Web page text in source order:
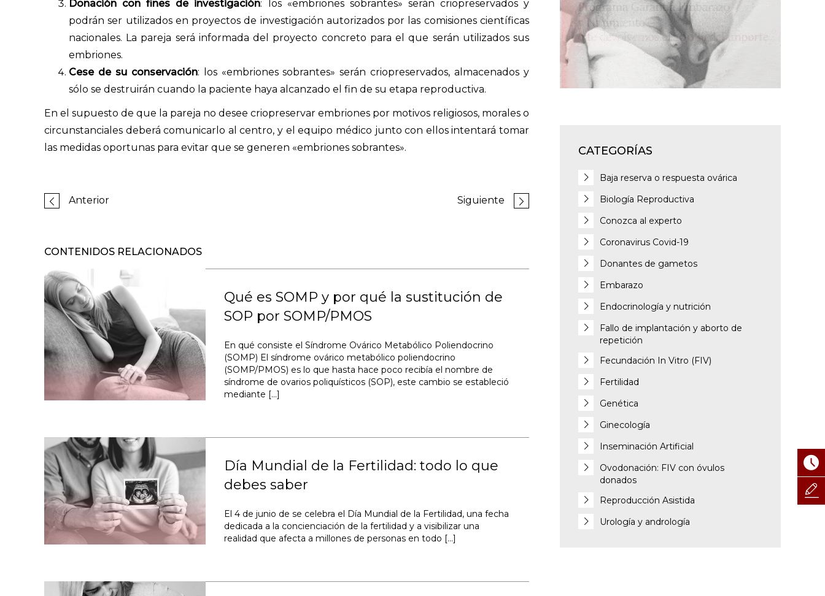
Donación con fines de investigación: los «embriones sobrantes» serán criopreservados y
podrán ser utilizados en proyectos de investigación autorizados por las comisiones científicas
nacionales. La pareja será informada del proyecto concreto para el que serán utilizados sus
embriones.
Cese de su conservación: los «embriones sobrantes» serán criopreservados, almacenados y
sólo se destruirán cuando la paciente haya alcanzado el fin de su etapa reproductiva.
En el supuesto de que la pareja no desee criopreservar embriones por motivos religiosos, morales o
circunstanciales deberá comunicarlo al centro, y el equipo médico junto con ellos intentará tomar
las medidas oportunas para evitar que se generen «embriones sobrantes».
Anterior Siguiente
CONTENIDOS RELACIONADOS
Qué es SOMP y por qué la sustitución de
SOP por SOMP/PMOS
En qué consiste el Síndrome Ovárico Metabólico Poliendocrino
(SOMP) El síndrome ovárico metabólico poliendocrino
(SOMP/PMOS) es lo que hasta hace poco recibía el nombre de
síndrome de ovarios poliquísticos (SOP), este cambio se estableció
mediante […]
Día Mundial de la Fertilidad: todo lo que
debes saber
El 4 de junio de se celebra el Día Mundial de la Fertilidad, una fecha
dedicada a la concienciación de la fertilidad y a visibilizar una
realidad que afecta a millones de personas en todo […]
CATEGORÍAS
Baja reserva o respuesta ovárica
Biología Reproductiva
Conozca al experto
Coronavirus Covid-19
Donantes de gametos
Embarazo
Endocrinología y nutrición
Fallo de implantación y aborto de
repetición
Fecundación In Vitro (FIV)
Fertilidad
Genética
Ginecología
Inseminación Artificial
Ovodonación: FIV con óvulos
donados
Reproducción Asistida
Urología y andrología